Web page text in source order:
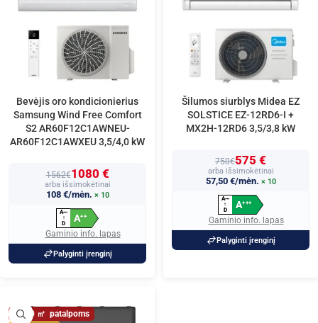
Bevėjis oro kondicionierius
Samsung Wind Free Comfort
S2 AR60F12C1AWNEU-
AR60F12C1AWXEU 3,5/4,0 kW
1562€1080 €
arba išsimokėtinai
108 €/mėn. × 10
A+++
↑
D
A++
Gaminio info. lapas
Palyginti įrenginį
Šilumos siurblys Midea EZ
SOLSTICE EZ-12RD6-I +
MX2H-12RD6 3,5/3,8 kW
750€575 €
arba išsimokėtinai
57,50 €/mėn. × 10
A+++
↑
D
A+++
Gaminio info. lapas
Palyginti įrenginį
40